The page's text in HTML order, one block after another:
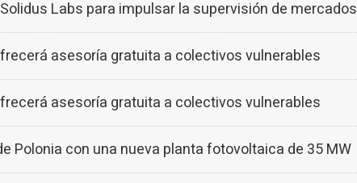
Labs para impulsar la supervisión de
asesoría gratuita a colectivos vulnerables
asesoría gratuita a colectivos vulnerables
Polonia con una nueva planta fotovoltaica de 35 MW